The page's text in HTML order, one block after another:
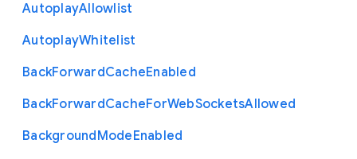
AutoplayAllowlist
AutoplayWhitelist
BackForwardCacheEnabled
BackForwardCacheForWebSocketsAllowed
BackgroundModeEnabled